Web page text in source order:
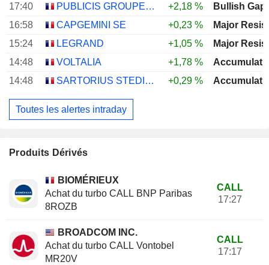
17:40 PUBLICIS GROUPE S.A. +2,18 %
Bullish Gap
16:58
CAPGEMINI SE +0,23 %
Major
15:24
LEGRAND +1,05 %
Major
14:48
VOLTALIA +1,78 %
14:48
SARTORIUS STEDIM BIOTECH +0,29 %
Toutes les alertes intraday
Produits Dérivés
BIOMÉRIEUX
Achat du turbo CALL BNP Paribas
8ROZB
CALL
17:27
BROADCOM INC.
Achat du turbo CALL Vontobel
MR20V
CALL
17:17